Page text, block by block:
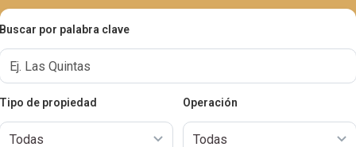
Buscar por palabra clave
Tipo de propiedad Operación